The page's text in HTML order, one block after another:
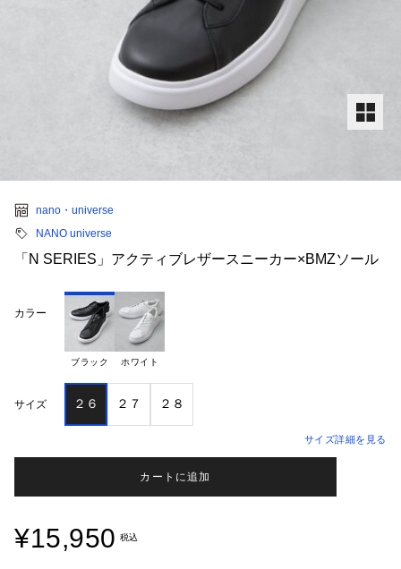
nano・universe
NANO universe
「N SERIES」アクティブレザースニーカー×BMZソール
カラー
ブラック ホワイト
サイズ ２６ ２７ ２８
サイズ詳細を見る
カートに追加
¥15,950 税込